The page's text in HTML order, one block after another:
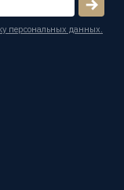
персональных данных.